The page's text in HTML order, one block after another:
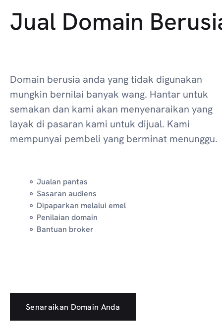
Jual Domain
Domain berusia anda yang tidak digunakan
mungkin bernilai banyak wang. Hantar untuk
semakan dan kami akan menyenaraikan yang
layak di pasaran kami untuk dijual. Kami
mempunyai pembeli yang berminat menunggu.
Jualan pantas
Sasaran audiens
Dipaparkan melalui emel
Penilaian domain
Bantuan broker
Senaraikan Domain Anda